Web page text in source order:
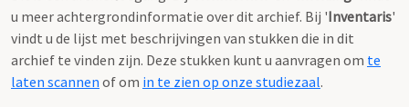
u meer achtergrondinformatie over dit archief. Bij 'Inventaris'
vindt u de lijst met beschrijvingen van stukken die in dit
archief te vinden zijn. Deze stukken kunt u aanvragen om te
laten scannen of om in te zien op onze studiezaal.